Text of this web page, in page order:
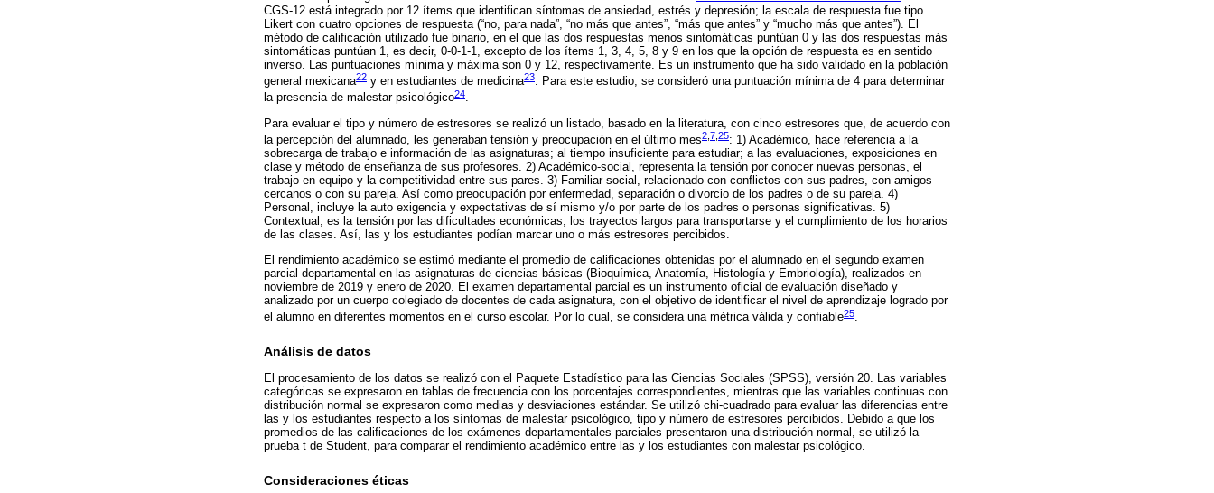
CGS-12 está integrado por 12 ítems que identifican síntomas de ansiedad, estrés y depresión; la escala de respuesta fue tipo
Likert con cuatro opciones de respuesta (“no, para nada”, “no más que antes”, “más que antes” y “mucho más que antes”). El
método de calificación utilizado fue binario, en el que las dos respuestas menos sintomáticas puntúan 0 y las dos respuestas más
sintomáticas puntúan 1, es decir, 0-0-1-1, excepto de los ítems 1, 3, 4, 5, 8 y 9 en los que la opción de respuesta es en sentido
inverso. Las puntuaciones mínima y máxima son 0 y 12, respectivamente. Es un instrumento que ha sido validado en la población
general mexicana22 y en estudiantes de medicina23. Para este estudio, se consideró una puntuación mínima de 4 para determinar
la presencia de malestar psicológico24.
Para evaluar el tipo y número de estresores se realizó un listado, basado en la literatura, con cinco estresores que, de acuerdo con
la percepción del alumnado, les generaban tensión y preocupación en el último mes2 7 25: 1) Académico, hace referencia a la
sobrecarga de trabajo e información de las asignaturas; al tiempo insuficiente para estudiar; a las evaluaciones, exposiciones en
clase y método de enseñanza de sus profesores. 2) Académico-social, representa la tensión por conocer nuevas personas, el
trabajo en equipo y la competitividad entre sus pares. 3) Familiar-social, relacionado con conflictos con sus padres, con amigos
cercanos o con su pareja. Así como preocupación por enfermedad, separación o divorcio de los padres o de su pareja. 4)
Personal, incluye la auto exigencia y expectativas de sí mismo y/o por parte de los padres o personas significativas. 5)
Contextual, es la tensión por las dificultades económicas, los trayectos largos para transportarse y el cumplimiento de los horarios
de las clases. Así, las y los estudiantes podían marcar uno o más estresores percibidos.
El rendimiento académico se estimó mediante el promedio de calificaciones obtenidas por el alumnado en el segundo examen
parcial departamental en las asignaturas de ciencias básicas (Bioquímica, Anatomía, Histología y Embriología), realizados en
noviembre de 2019 y enero de 2020. El examen departamental parcial es un instrumento oficial de evaluación diseñado y
analizado por un cuerpo colegiado de docentes de cada asignatura, con el objetivo de identificar el nivel de aprendizaje logrado por
el alumno en diferentes momentos en el curso escolar. Por lo cual, se considera una métrica válida y confiable25.
Análisis de datos
El procesamiento de los datos se realizó con el Paquete Estadístico para las Ciencias Sociales (SPSS), versión 20. Las variables
categóricas se expresaron en tablas de frecuencia con los porcentajes correspondientes, mientras que las variables continuas con
distribución normal se expresaron como medias y desviaciones estándar. Se utilizó chi-cuadrado para evaluar las diferencias entre
las y los estudiantes respecto a los síntomas de malestar psicológico, tipo y número de estresores percibidos. Debido a que los
promedios de las calificaciones de los exámenes departamentales parciales presentaron una distribución normal, se utilizó la
prueba t de Student, para comparar el rendimiento académico entre las y los estudiantes con malestar psicológico.
Consideraciones éticas